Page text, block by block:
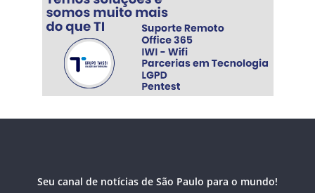
Seu canal de notícias de São Paulo para o mundo!